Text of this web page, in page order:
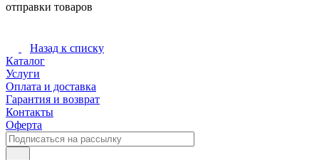
отправки товаров
Назад к списку
Каталог
Услуги
Оплата и доставка
Гарантия и возврат
Контакты
Оферта